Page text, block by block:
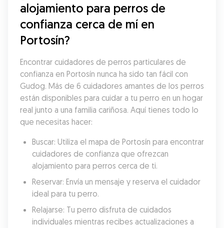
alojamiento para perros de
confianza cerca de mí en
Portosín?
Encontrar cuidadores de perros particulares de
confianza en Portosín nunca ha sido tan fácil con
Gudog. Más de 6 cuidadores amantes de los perros
están disponibles para cuidar a tu perro en un hogar
real junto a una familia cariñosa. Aquí tienes todo lo
que necesitas hacer:
Buscar: Utiliza el mapa de Portosín para encontrar
cuidadores de confianza que ofrezcan
alojamiento para perros cerca de ti.
Reservar: Envía un mensaje y reserva el cuidador
ideal para tu perro.
Relajarse: Tu perro disfruta de cuidados
individuales mientras recibes actualizaciones a